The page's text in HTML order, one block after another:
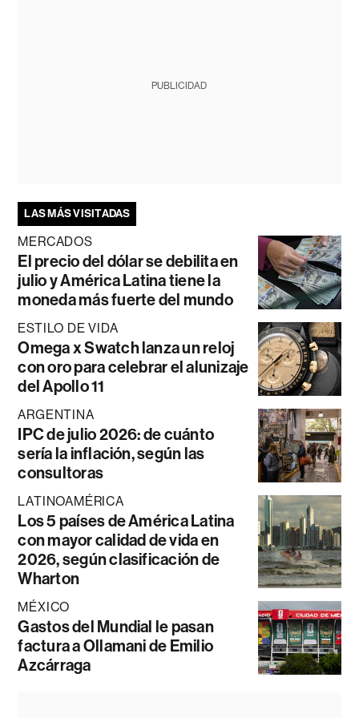
PUBLICIDAD
LAS MÁS VISITADAS
MERCADOS
El precio del dólar se debilita en
julio y América Latina tiene la
moneda más fuerte del mundo
ESTILO DE VIDA
Omega x Swatch lanza un reloj
con oro para celebrar el alunizaje
del Apollo 11
ARGENTINA
IPC de julio 2026: de cuánto
sería la inflación, según las
consultoras
LATINOAMÉRICA
Los 5 países de América Latina
con mayor calidad de vida en
2026, según clasificación de
Wharton
MÉXICO
Gastos del Mundial le pasan
factura a Ollamani de Emilio
Azcárraga